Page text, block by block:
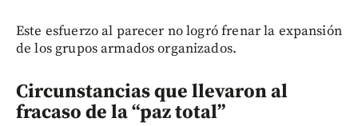
Este esfuerzo al parecer no logró frenar la expansión
de los grupos armados organizados.
Circunstancias que llevaron al
fracaso de la “paz total”